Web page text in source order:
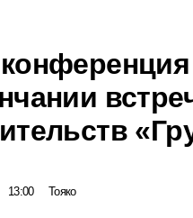
13:00 Тояко